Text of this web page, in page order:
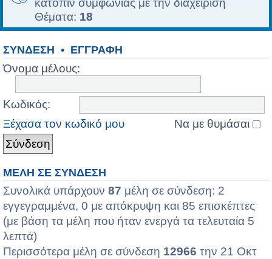
Θέματα: 18
ΣΎΝΔΕΣΗ • ΕΓΓΡΑΦΉ
Όνομα μέλους:
Κωδικός:
Ξέχασα τον κωδικό μου
Να με θυμάσαι
ΜΈΛΗ ΣΕ ΣΎΝΔΕΣΗ
Συνολικά υπάρχουν 87 μέλη σε σύνδεση: 2
εγγεγραμμένα, 0 με απόκρυψη και 85 επισκέπτες
(με βάση τα μέλη που ήταν ενεργά τα τελευταία 5
λεπτά)
Περισσότερα μέλη σε σύνδεση 12966 την 21 Οκτ